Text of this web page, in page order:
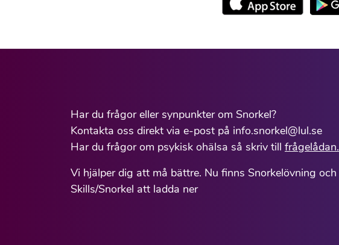
Har du frågor eller synpunkter om Snorkel?
Kontakta oss direkt via e-post på info.snorkel@lul.se
Har du frågor om psykisk ohälsa så skriv till frågelådan.
Vi hjälper dig att må bättre. Nu finns Snorkelövning och
Skills/Snorkel att ladda ner